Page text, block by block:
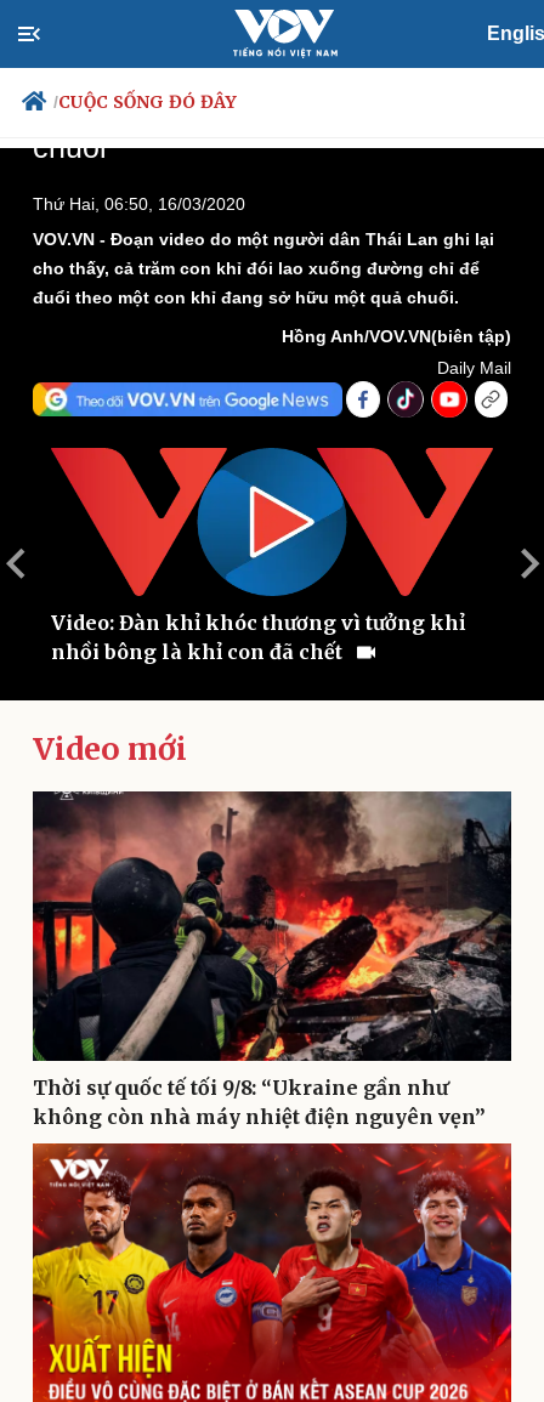
/CUỘC SỐNG ĐÓ ĐÂY
Chính trị
Đảng
Tổ chức nhân sự
Xã hội
Tin 24h
Dự báo thời tiết
Dấu ấn VOV
Biển đảo
Thế giới
Cuộc sống đó đây
Hồ sơ
Ảnh
E-Magazine
Infographic
Kinh tế
Bất động sản
Khởi nghiệp
Thị trường
Giá vàng
Tiêu dùng
Tỷ giá
Chứng khoán
Giá cà phê
is
window.
The media could not be loaded, either because the
supported.
Video: Hàng trăm con khỉ đói lao
xuống đường tranh nhau 1 quả
chuối
Thứ Hai, 06:50, 16/03/2020
VOV.VN - Đoạn video do một người dân Thái Lan ghi lại
cho thấy, cả trăm con khỉ đói lao xuống đường chỉ để
đuổi theo một con khỉ đang sở hữu một quả chuối.
Hồng Anh/VOV.VN(biên tập)
Daily Mail
Video: Đàn khỉ khóc thương vì tưởng khỉ
nhồi bông là khỉ con đã chết
Video mới
Thời sự quốc tế tối 9/8: “Ukraine gần như
không còn nhà máy nhiệt điện nguyên vẹn”